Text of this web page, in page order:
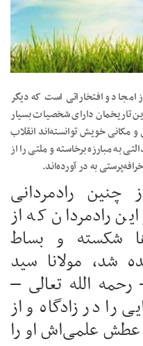
امجاد و افتخاراتی است که دیگر
تاریخمان دارای شخصیات بسیار
مکانی خویش توانسته‌اند انقلاب
به مبارزه برخاسته و ملتی را از
به در آورده‌اند.
چنین رادمردانی
رادمردان که از
شکسته و بساط
شد، مولانا سید
الله تعالى –
را در زادگاه و از
عطش علمی‌اش او را